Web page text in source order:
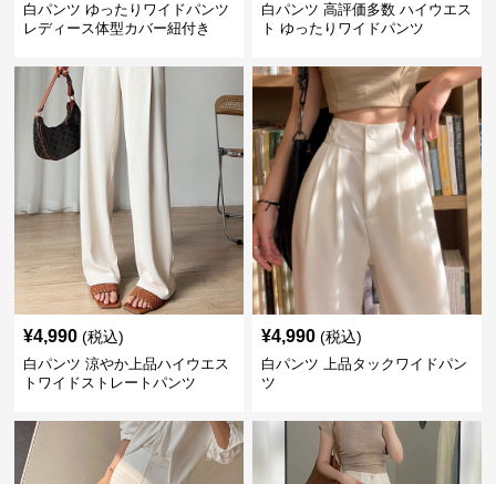
白パンツ ゆったりワイドパンツ
レディース体型カバー紐付き
白パンツ 高評価多数 ハイウエス
ト ゆったりワイドパンツ
¥4,990 (税込)
白パンツ 涼やか上品ハイウエス
トワイドストレートパンツ
¥4,990 (税込)
白パンツ 上品タックワイドパン
ツ